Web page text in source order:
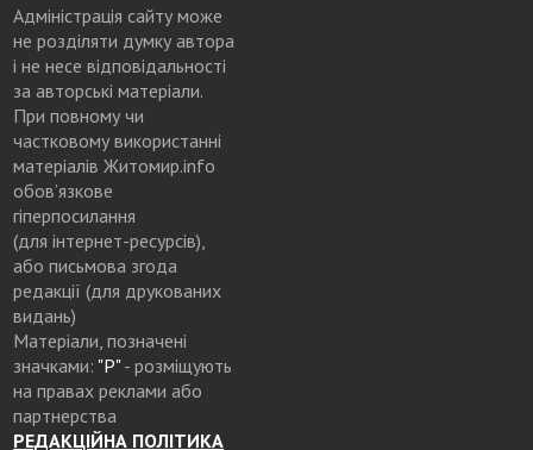
Адміністрація сайту може
не розділяти думку автора
і не несе відповідальності
за авторські матеріали.
При повному чи
частковому використанні
матеріалів Житомир.info
обов’язкове
гіперпосилання
(для інтернет-ресурсів),
або письмова згода
редакції (для друкованих
видань)
Матеріали, позначені
значками: "Р"- розміщують
на правах реклами або
партнерства
РЕДАКЦІЙНА ПОЛІТИКА